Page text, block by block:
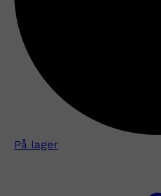
På lager